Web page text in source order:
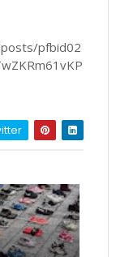
pfbid02